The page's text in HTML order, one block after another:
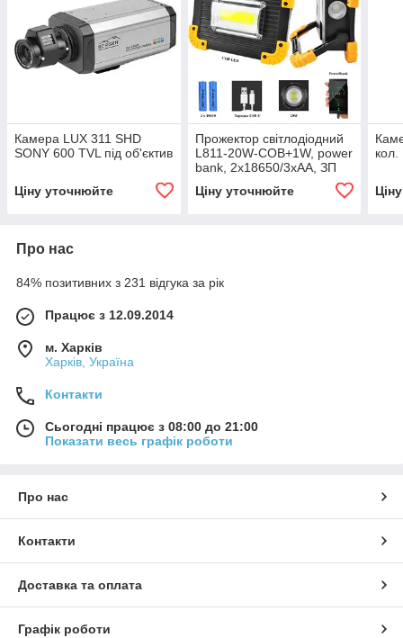
Камера LUX 311 SHD
SONY 600 TVL під об'єктив
Ціну уточнюйте
Прожектор світлодіодний
L811-20W-COB+1W, power
bank, 2x18650/3xAA, ЗП
Ціну уточнюйте
кол.
Про нас
84% позитивних з 231 відгука за рік
Працює з 12.09.2014
м. Харків
Харків, Україна
Контакти
Сьогодні працює з 08:00 до 21:00
Показати весь графік роботи
Про нас
Контакти
Доставка та оплата
Графік роботи